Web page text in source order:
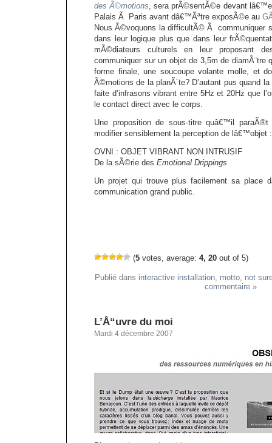
des Ã©motions, sera prÃ©sentÃ©e devant
Palais Ã Paris avant dâ€™Ãªtre exposÃ©e au
Nous Ã©voquons la difficultÃ© Ã communiquer
dans leur logique plus que dans leur
mÃ©diateurs culturels en leur proposant
communiquer sur un objet de 3,5m de diamÃ¨tre
forme finale, une soucoupe volante molle, et
Ã©motions de la planÃ¨te? D’autant pus quand
faite d’infrasons vibrant entre 5Hz et 20Hz que
le contact direct avec le corps.
Une proposition de sous-titre quâ€™il
modifier sensiblement la perception de lâ€™objet :
OVNI : OBJET VIBRANT NON INTRUSIF
De la sÃ©rie des Emotional Drippings
Un projet qui trouve plus facilement sa place
communication grand public.
(5 votes, average: 4, 20 out of 5)
Publié dans interactive installation, motto, not
commentaire »
L’Å“uvre du moi
Mardi 4 décembre 2007